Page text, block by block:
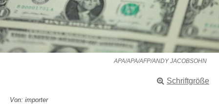
APA/APA/AFP/ANDY JACOBSOHN
Schriftgröße
Von: importer